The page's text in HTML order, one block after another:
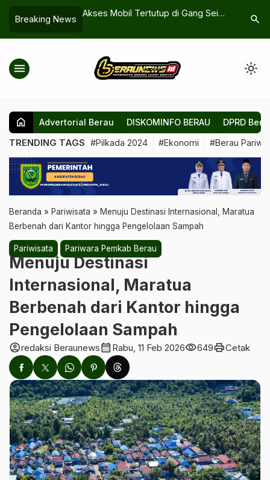
Breaking News
Tunggu
Lahan
Retak di Parkiran hingga Panas
Berau Benahi RSUD Baru
Petani
search
menu light_mode
home Advertorial Berau DISKOMINFO BERAU DPRD
TRENDING TAGS #Pilkada 2024 #Ekonomi #Berau
Beranda » Pariwisata » Menuju Destinasi Internasional, Maratua
Berbenah dari Kantor hingga Pengelolaan Sampah
Pariwisata Pariwara Pemkab Berau
Menuju Destinasi
Internasional, Maratua
Berbenah dari Kantor hingga
Pengelolaan Sampah
account_circleredaksi Beraunewscalendar_month Rabu, 11 Feb 2026visibility649printCetak